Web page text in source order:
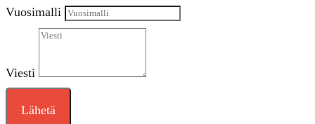
Vuosimalli
Viesti
Lähetä